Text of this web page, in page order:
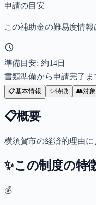
申請の目安
この補助金の難易度情
準備目安: 約14日
書類準備から申請完了ま
📋基本情報 ✨特徴 👥対
📋概要
横須賀市の経済的理由
✨この制度の特
💰